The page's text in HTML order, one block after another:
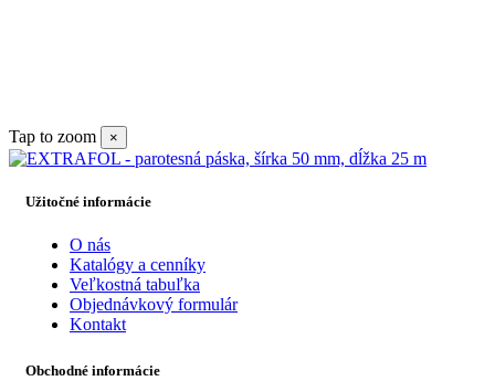
Tap to zoom ×
Užitočné informácie
O nás
Katalógy a cenníky
Veľkostná tabuľka
Objednávkový formulár
Kontakt
Obchodné informácie